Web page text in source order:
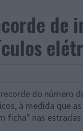
de
do número
à medida que
ficha" nas estradas